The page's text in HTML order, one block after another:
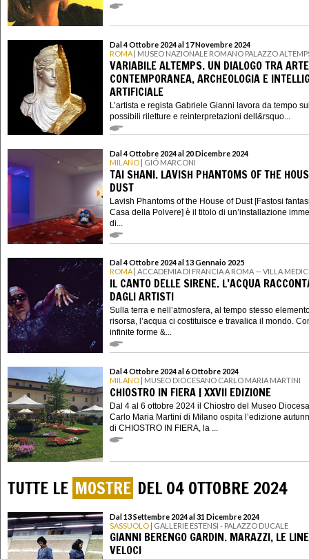
Dal 4 Ottobre 2024 al 17 Novembre 2024
ROMA | MUSEO NAZIONALE ROMANO PALAZZO
VARIABILE ALTEMPS. UN DIALOGO TRA ARTE
CONTEMPORANEA, ARCHEOLOGIA E
ARTIFICIALE
L’artista e regista Gabriele Gianni lavora da tempo
possibili riletture e reinterpretazioni dell&rsquo...
Dal 4 Ottobre 2024 al 20 Dicembre 2024
MILANO | GIÓ MARCONI
TAI SHANI. LAVISH PHANTOMS OF THE
DUST
Lavish Phantoms of the House of Dust [Fastosi
Casa della Polvere] è il titolo di un’installazione
di...
Dal 4 Ottobre 2024 al 13 Gennaio 2025
ROMA | ACCADEMIA DI FRANCIA A ROMA — VILLA
IL CANTO DELLE SIRENE. L’ACQUA
DAGLI ARTISTI
Sulla terra e nell’atmosfera, al tempo stesso
risorsa, l’acqua ci costituisce e travalica il mondo.
infinite forme &...
Dal 4 Ottobre 2024 al 6 Ottobre 2024
MILANO | MUSEO DIOCESANO CARLO MARIA MARTINI
CHIOSTRO IN FIERA | XXVII EDIZIONE
Dal 4 al 6 ottobre 2024 il Chiostro del Museo
Carlo Maria Martini di Milano ospita l’edizione
di CHIOSTRO IN FIERA, la ...
TUTTE LE MOSTRE DEL 04 OTTOBRE 2024
Dal 13 Settembre 2024 al 31 Dicembre 2024
SASSUOLO | GALLERIE ESTENSI - PALAZZO DUCALE
GIANNI BERENGO GARDIN. MARAZZI, LE
VELOCI